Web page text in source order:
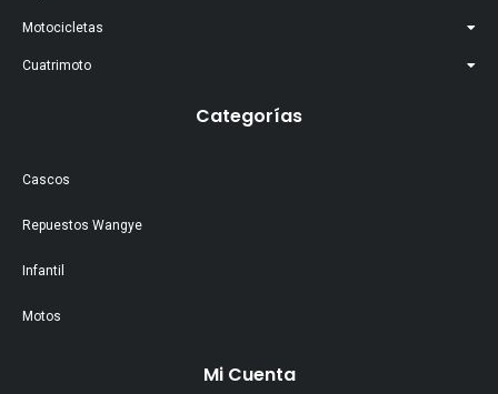
Motocicletas
Cuatrimoto
Categorías
Cascos
Repuestos Wangye
Infantil
Motos
Mi Cuenta